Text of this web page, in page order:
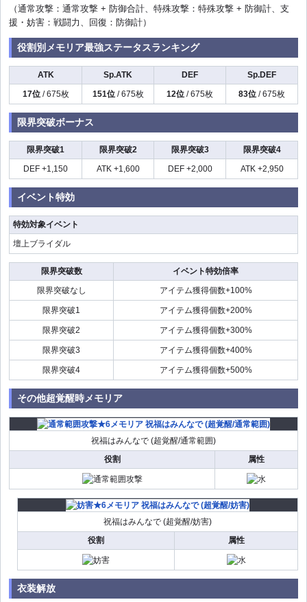
（通常攻撃：通常攻撃 + 防御合計、特殊攻撃：特殊攻撃 + 防御計、支
援・妨害：戦闘力、回復：防御計）
役割別メモリア最強ステータスランキング
ATK Sp.ATK DEF
Sp.DEF
17位/ 675枚 151位/ 675枚 12位 / 675枚 83位 / 675枚
限界突破ボーナス
限界突破1 限界突破2 限界突破3
限界突破4
DEF +1,150
ATK +1,600 DEF +2,000 ATK +2,950
イベント特効
特効対象イベント
壇上ブライダル
限界突破数
イベント特効倍率
限界突破なし
アイテム獲得個数+100%
限界突破1 アイテム獲得個数+200%
限界突破2 アイテム獲得個数+300%
限界突破3 アイテム獲得個数+400%
限界突破4 アイテム獲得個数+500%
その他超覚醒時メモリア
祝福はみんなで (超覚醒/通常範囲)
役割
属性
祝福はみんなで (超覚醒/妨害)
役割
属性
衣装解放